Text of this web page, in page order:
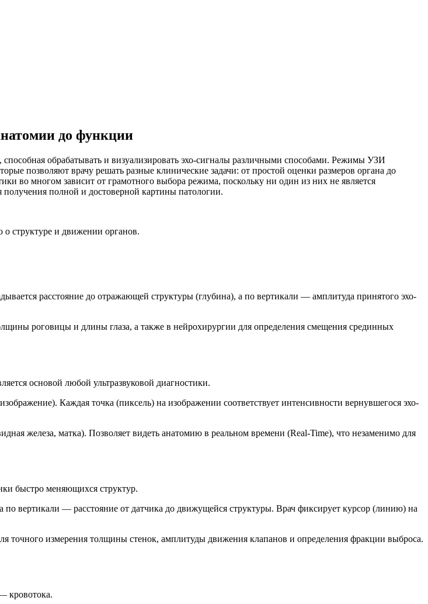
до функции
обрабатывать и визуализировать эхо-сигналы различными способами. Режимы УЗИ
позволяют врачу решать разные клинические задачи: от простой оценки размеров органа до
во многом зависит от грамотного выбора режима, поскольку ни один из них не является
полной и достоверной картины патологии.
структуре и движении органов.
расстояние до отражающей структуры (глубина), а по вертикали — амплитуда принятого эхо-
роговицы и длины глаза, а также в нейрохирургии для определения смещения срединных
основой любой ультразвуковой диагностики.
Каждая точка (пиксель) на изображении соответствует интенсивности вернувшегося эхо-
железа, матка). Позволяет видеть анатомию в реальном времени (Real-Time), что незаменимо для
быстро меняющихся структур.
вертикали — расстояние от датчика до движущейся структуры. Врач фиксирует курсор (линию) на
измерения толщины стенок, амплитуды движения клапанов и определения фракции выброса.
кровотока.